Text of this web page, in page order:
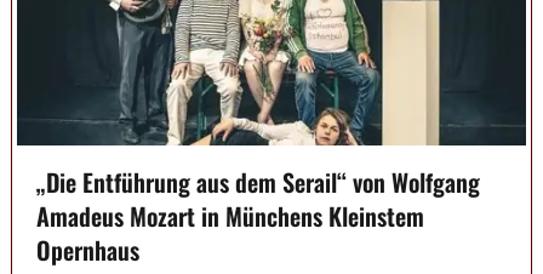
„Die Entführung aus dem Serail“ von Wolfgang
Amadeus Mozart in Münchens Kleinstem
Opernhaus